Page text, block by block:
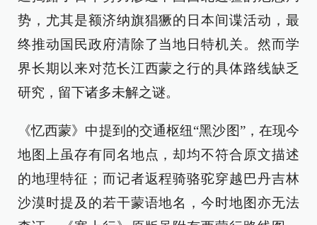
势，尤其是额济纳旗猖獗的日本间谍活动，最
终推动国民政府清除了当地日特机关。然而学
界长期以来对范长江西蒙之行的具体路线缺乏
研究，留下诸多未解之谜。
《忆西蒙》中提到的交通枢纽“黑沙图”，在现今
地图上虽存有同名地点，却均不符合原文描述
的地理特征；而记者返程骑骆驼穿越巴丹吉林
沙漠时提及的若干蒙语地名，今时地图亦无法